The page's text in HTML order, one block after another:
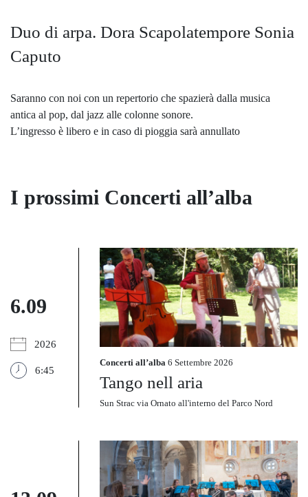
Duo di arpa. Dora Scapolatempore Sonia
Caputo
Saranno con noi con un repertorio che spazierà dalla musica
antica al pop, dal jazz alle colonne sonore.
L’ingresso è libero e in caso di pioggia sarà annullato
I prossimi Concerti all’alba
6.09
2026
6:45
Concerti all’alba 6 Settembre 2026
Tango nell aria
Sun Strac via Ornato all'interno del Parco Nord